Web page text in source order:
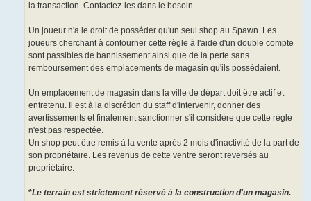
la transaction. Contactez-les dans le besoin.
Un joueur n'a le droit de posséder qu'un seul shop au Spawn. Les
joueurs cherchant à contourner cette règle à l'aide d'un double compte
sont passibles de bannissement ainsi que de la perte sans
remboursement des emplacements de magasin qu'ils possédaient.
Un emplacement de magasin dans la ville de départ doit être actif et
entretenu. Il est à la discrétion du staff d'intervenir, donner des
avertissements et finalement sanctionner s'il considère que cette règle
n'est pas respectée.
Un shop peut être remis à la vente après 2 mois d'inactivité de la part de
son propriétaire. Les revenus de cette ventre seront reversés au
propriétaire.
*Le terrain est strictement réservé à la construction d'un magasin.